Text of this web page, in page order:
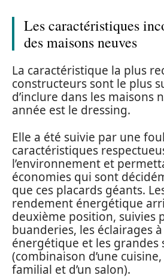
Les caractéristiques
des maisons neuves
La caractéristique la plus
constructeurs sont le plus
d’inclure dans les maisons
année est le dressing.
Elle a été suivie par une
caractéristiques
l’environnement et
économies qui sont
que ces placards géants.
rendement énergétique
deuxième position, suivies
buanderies, les éclairages
énergétique et les grandes
(combinaison d’une cuisine,
familial et d’un salon).